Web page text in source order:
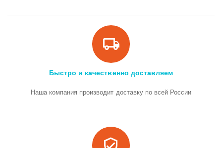
Быстро и качественно доставляем
Наша компания производит доставку по всей России